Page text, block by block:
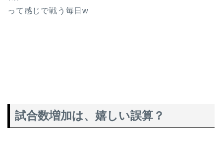
って感じで戦う毎日w
試合数増加は、嬉しい誤算？